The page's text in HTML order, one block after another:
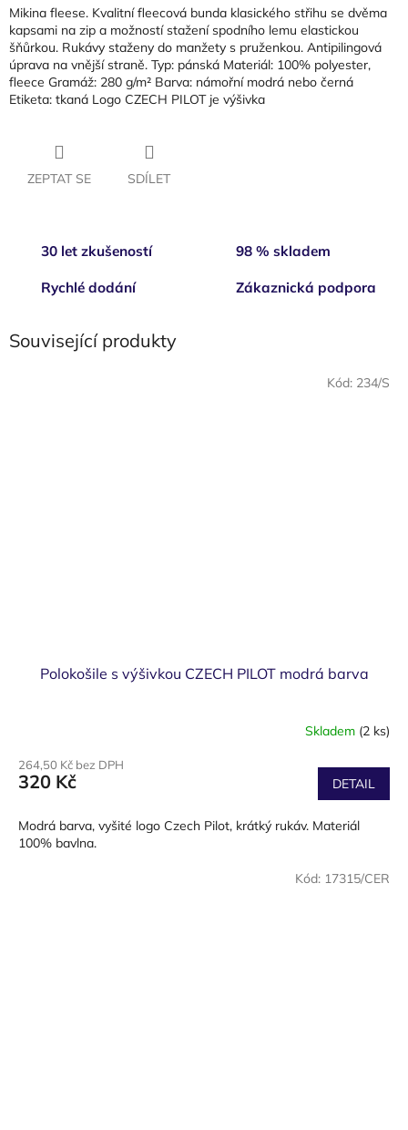
Mikina fleese. Kvalitní fleecová bunda klasického střihu se dvěma
kapsami na zip a možností stažení spodního lemu elastickou
šňůrkou. Rukávy staženy do manžety s pruženkou. Antipilingová
úprava na vnější straně. Typ: pánská Materiál: 100% polyester,
fleece Gramáž: 280 g/m² Barva: námořní modrá nebo černá
Etiketa: tkaná Logo CZECH PILOT je výšivka
ZEPTAT SE SDÍLET
30 let zkušeností 98 % skladem
Rychlé dodání Zákaznická podpora
Související produkty
Polokošile s výšivkou CZECH PILOT modrá barva
Skladem (2 ks)
264,50 Kč bez DPH
320 Kč DETAIL
Modrá barva, vyšité logo Czech Pilot, krátký rukáv. Materiál
100% bavlna.
Kód: 234/S
Kód: 17315/CER